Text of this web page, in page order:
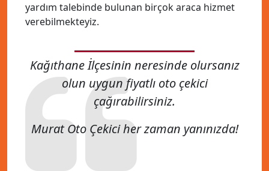
yardım talebinde bulunan birçok araca hizmet
verebilmekteyiz.
Kağıthane İlçesinin neresinde olursanız
olun uygun fiyatlı oto çekici
çağırabilirsiniz.
Murat Oto Çekici her zaman yanınızda!